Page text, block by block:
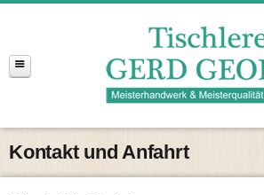
Kontakt und Anfahrt